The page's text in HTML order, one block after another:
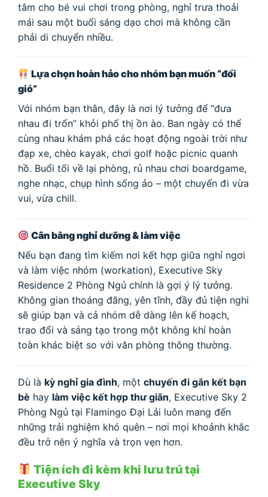
tâm cho bé vui chơi trong phòng, nghỉ trưa thoải
mái sau một buổi sáng dạo chơi mà không cần
phải di chuyển nhiều.
Lựa chọn hoàn hảo cho nhóm bạn muốn “đổi
gió”
Với nhóm bạn thân, đây là nơi lý tưởng để “đưa
nhau đi trốn” khỏi phố thị ồn ào. Ban ngày có thể
cùng nhau khám phá các hoạt động ngoài trời như
đạp xe, chèo kayak, chơi golf hoặc picnic quanh
hồ. Buổi tối về lại phòng, rủ nhau chơi boardgame,
nghe nhạc, chụp hình sống ảo – một chuyến đi vừa
vui, vừa chill.
Cân bằng nghỉ dưỡng & làm việc
Nếu bạn đang tìm kiếm nơi kết hợp giữa nghỉ ngơi
và làm việc nhóm (workation), Executive Sky
Residence 2 Phòng Ngủ chính là gợi ý lý tưởng.
Không gian thoáng đãng, yên tĩnh, đầy đủ tiện nghi
sẽ giúp bạn và cả nhóm dễ dàng lên kế hoạch,
trao đổi và sáng tạo trong một không khí hoàn
toàn khác biệt so với văn phòng thông thường.
Dù là kỳ nghỉ gia đình, một chuyến đi gắn kết bạn
bè hay làm việc kết hợp thư giãn, Executive Sky 2
Phòng Ngủ tại Flamingo Đại Lải luôn mang đến
những trải nghiệm khó quên – nơi mọi khoảnh khắc
đều trở nên ý nghĩa và trọn vẹn hơn.
Tiện ích đi kèm khi lưu trú tại
Executive Sky